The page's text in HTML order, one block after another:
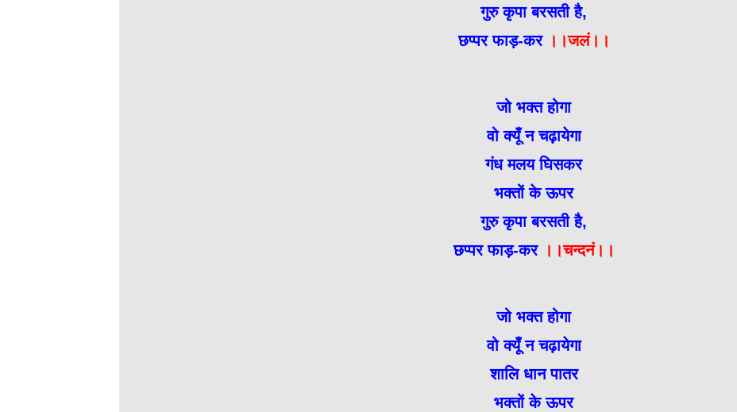
गुरु कृपा बरसती है,
छप्पर फाड़-कर।।जलं।।
जो भक्त होगा
वो क्यूँ न चढ़ायेगा
गंध मलय घिसकर
भक्तों के ऊपर
गुरु कृपा बरसती है,
छप्पर फाड़-कर।।चन्दनं।।
जो भक्त होगा
वो क्यूँ न चढ़ायेगा
शालि धान पातर
भक्तों के ऊपर